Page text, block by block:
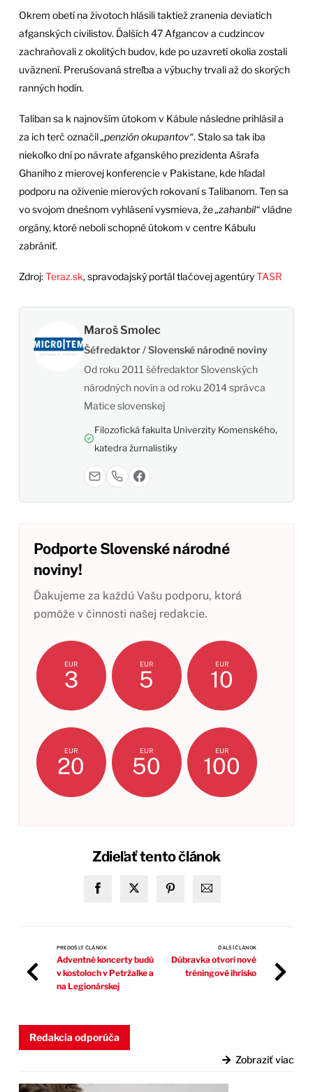
Okrem obetí na životoch hlásili taktiež zranenia deviatich
afganských civilistov. Ďalších 47 Afgancov a cudzincov
zachraňovali z okolitých budov, kde po uzavretí okolia zostali
uväznení. Prerušovaná streľba a výbuchy trvali až do skorých
ranných hodín.
Taliban sa k najnovším útokom v Kábule následne prihlásil a
za ich terč označil„penzión okupantov“. Stalo sa tak iba
niekoľko dní po návrate afganského prezidenta Ašrafa
Ghaního z mierovej konferencie v Pakistane, kde hľadal
podporu na oživenie mierových rokovaní s Talibanom. Ten sa
vo svojom dnešnom vyhlásení vysmieva, že„zahanbil“vládne
orgány, ktoré neboli schopné útokom v centre Kábulu
zabrániť.
Zdroj:Teraz.sk, spravodajský portál tlačovej agentúryTASR
Maroš Smolec
Šéfredaktor / Slovenské národné noviny
Od roku 2011 šéfredaktor Slovenských
národných novín a od roku 2014 správca
Matice slovenskej
Filozofická fakulta Univerzity Komenského,
katedra žurnalistiky
Podporte Slovenské národné
noviny!
Ďakujeme za každú Vašu podporu, ktorá
pomôže v činnosti našej redakcie.
EUR
3
EUR
5
EUR
10
EUR
20
EUR
50
EUR
100
Zdieľať tento článok
PREDOŠLÝ ČLÁNOK
Adventné koncerty budú
v kostoloch v Petržalke a
na Legionárskej
ĎALŠÍ ČLÁNOK
Dúbravka otvorí nové
tréningové ihrisko
Redakcia odporúča
Zobraziť viac